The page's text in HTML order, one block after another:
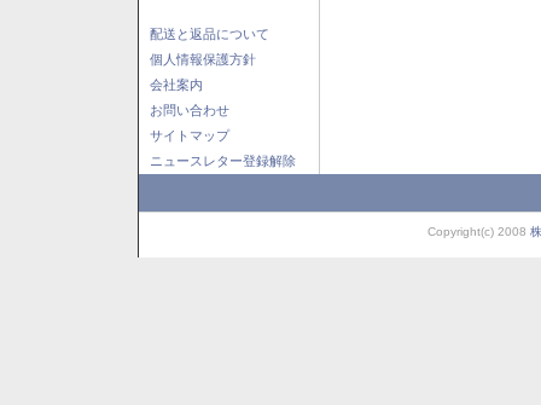
配送と返品について
個人情報保護方針
会社案内
お問い合わせ
サイトマップ
ニュースレター登録解除
Copyright(c) 2008